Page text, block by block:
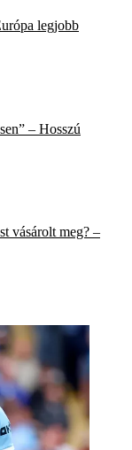
legjobb
– Hosszú
vásárolt meg? –